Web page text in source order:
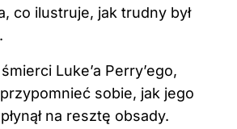
co ilustruje, jak trudny był
Luke’a Perry’ego,
sobie, jak jego
na resztę obsady.